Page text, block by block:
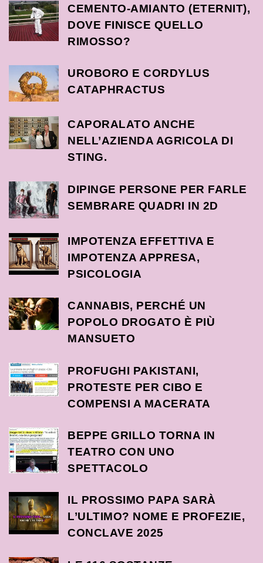
CEMENTO-AMIANTO (ETERNIT),
DOVE FINISCE QUELLO
RIMOSSO?
UROBORO E CORDYLUS
CATAPHRACTUS
CAPORALATO ANCHE
NELL’AZIENDA AGRICOLA DI
STING.
DIPINGE PERSONE PER FARLE
SEMBRARE QUADRI IN 2D
IMPOTENZA EFFETTIVA E
IMPOTENZA APPRESA,
PSICOLOGIA
CANNABIS, PERCHÉ UN
POPOLO DROGATO È PIÙ
MANSUETO
PROFUGHI PAKISTANI,
PROTESTE PER CIBO E
COMPENSI A MACERATA
BEPPE GRILLO TORNA IN
TEATRO CON UNO
SPETTACOLO
IL PROSSIMO PAPA SARÀ
L’ULTIMO? NOME E PROFEZIE,
CONCLAVE 2025